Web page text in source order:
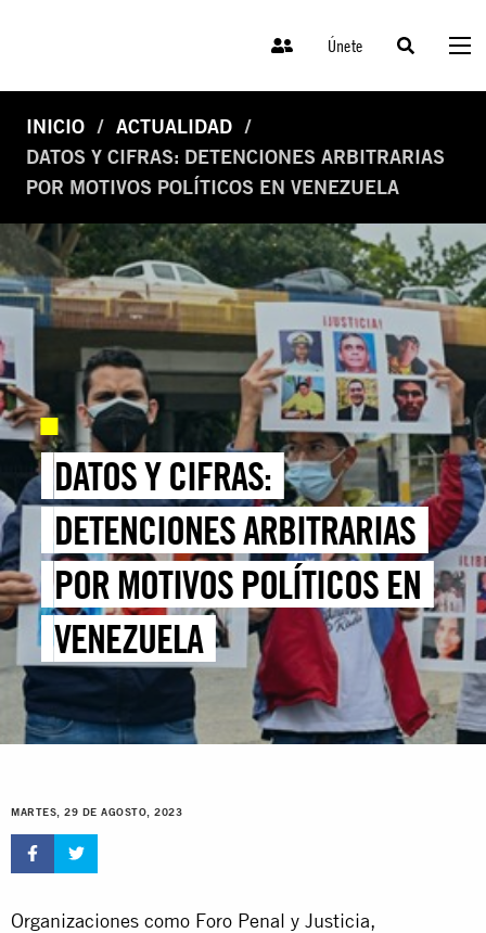
Únete
INICIO
ACTUALIDAD
DATOS Y CIFRAS: DETENCIONES ARBITRARIAS
POR MOTIVOS POLÍTICOS EN VENEZUELA
DATOS Y CIFRAS:
DETENCIONES ARBITRARIAS
POR MOTIVOS POLÍTICOS EN
VENEZUELA
MARTES, 29 DE AGOSTO, 2023
Organizaciones como Foro Penal y Justicia,